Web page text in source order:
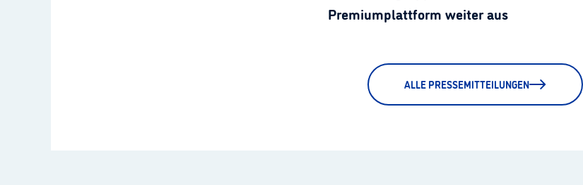
Premiumplattform weiter aus
ALLE PRESSEMITTEILUNGEN